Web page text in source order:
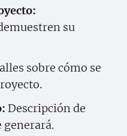
su
sobre cómo se
Descripción de
generará.